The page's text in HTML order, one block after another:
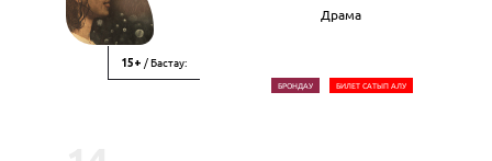
15+ / Бастау:
Драма
БРОНДАУ БИЛЕТ САТЫП АЛУ